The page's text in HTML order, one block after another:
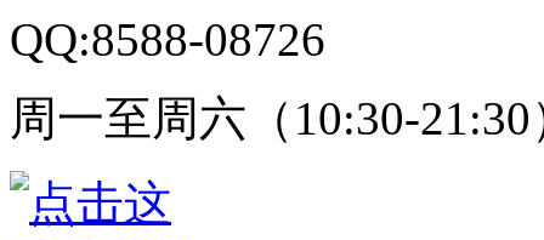
QQ:8588-08726
周一至周六（10:30-21:30